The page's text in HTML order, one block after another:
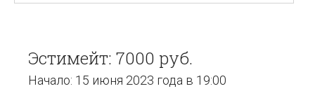
Эстимейт: 7000 руб.
Начало: 15 июня 2023 года в 19:00